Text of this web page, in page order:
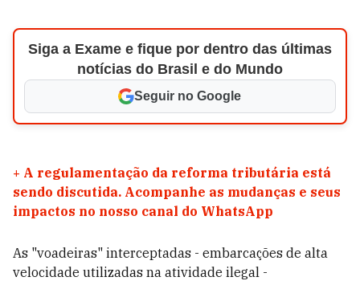
Siga a Exame e fique por dentro das últimas
notícias do Brasil e do Mundo
Seguir no Google
+ A regulamentação da reforma tributária está
sendo discutida. Acompanhe as mudanças e seus
impactos no nosso canal do WhatsApp
As "voadeiras" interceptadas - embarcações de alta
velocidade utilizadas na atividade ilegal -